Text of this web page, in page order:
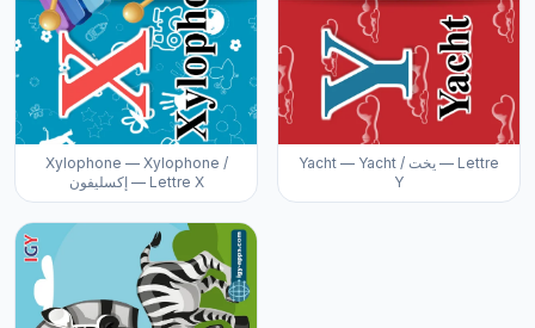
Xylophone — Xylophone /
إكسليفون — Lettre X
Yacht — Yacht / يخت — Lettre
Y